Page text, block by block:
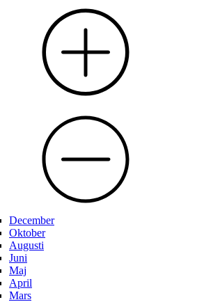
December
Oktober
Augusti
Juni
Maj
April
Mars